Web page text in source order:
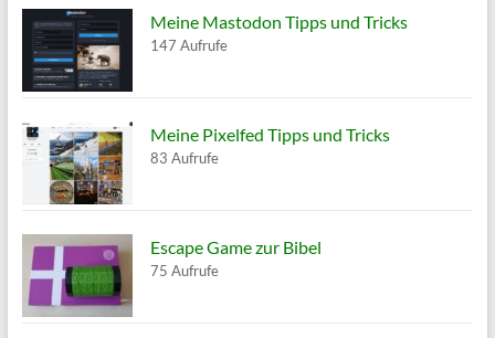
Meine Mastodon Tipps und Tricks
147 Aufrufe
Meine Pixelfed Tipps und Tricks
83 Aufrufe
Escape Game zur Bibel
75 Aufrufe